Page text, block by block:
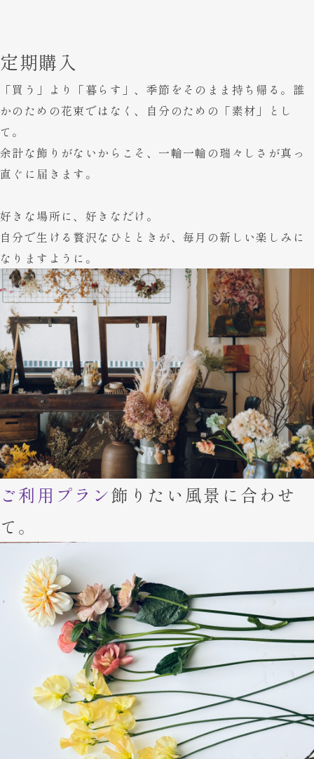
定期購入
「買う」より「暮らす」、 季節をそのまま持ち帰る。 誰
かのための花束ではなく、
自分のための「素材」とし
て。
余計な飾りがないからこそ、 一輪一輪の瑞々しさが真っ
直ぐに届きます。
好きな場所に、好きなだけ。
自分で生ける贅沢なひとときが、 毎月の新しい楽しみに
なりますように。
ご利用プラン飾りたい風景に合わせ
て。